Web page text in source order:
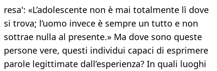
resa': «L’adolescente non è mai totalmente lì dove
si trova; l’uomo invece è sempre un tutto e non
sottrae nulla al presente.» Ma dove sono queste
persone vere, questi individui capaci di esprimere
parole legittimate dall’esperienza? In quali luoghi